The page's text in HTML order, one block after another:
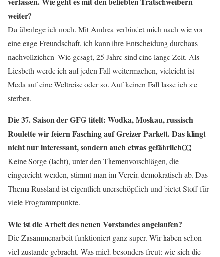
weiter?
Da überlege ich noch. Mit Andrea verbindet mich nach wie vor
eine enge Freundschaft, ich kann ihre Entscheidung durchaus
nachvollziehen. Wie gesagt, 25 Jahre sind eine lange Zeit. Als
Liesbeth werde ich auf jeden Fall weitermachen, vieleicht ist
Meda auf eine Weltreise oder so. Auf keinen Fall lasse ich sie
sterben.
Die 37. Saison der GFG titelt: Wodka, Moskau, russisch
Roulette wir feiern Fasching auf Greizer Parkett. Das klingt
nicht nur interessant, sondern auch etwas gefährlich€€¦
Keine Sorge (lacht), unter den Themenvorschlägen, die
eingereicht werden, stimmt man im Verein demokratisch ab. Das
Thema Russland ist eigentlich unerschöpflich und bietet Stoff für
viele Programmpunkte.
Wie ist die Arbeit des neuen Vorstandes angelaufen?
Die Zusammenarbeit funktioniert ganz super. Wir haben schon
viel zustande gebracht. Was mich besonders freut: wie sich die